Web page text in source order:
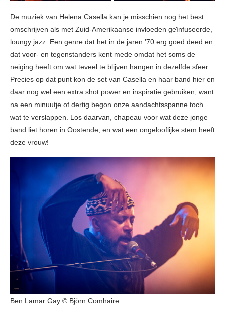
De muziek van Helena Casella kan je misschien nog het best
omschrijven als met Zuid-Amerikaanse invloeden geïnfuseerde,
loungy jazz. Een genre dat het in de jaren ’70 erg goed deed en
dat voor- en tegenstanders kent mede omdat het soms de
neiging heeft om wat teveel te blijven hangen in dezelfde sfeer.
Precies op dat punt kon de set van Casella en haar band hier en
daar nog wel een extra shot power en inspiratie gebruiken, want
na een minuutje of dertig begon onze aandachtsspanne toch
wat te verslappen. Los daarvan, chapeau voor wat deze jonge
band liet horen in Oostende, en wat een ongelooflijke stem heeft
deze vrouw!
Ben Lamar Gay © Björn Comhaire